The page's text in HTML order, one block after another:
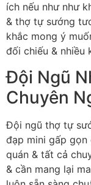
ích nếu như như
& thợ tự sướng
khắc mong ý
đối chiếu & nhiều
Đội Ngũ
Chuyên
Đội ngũ thợ tự
đạp mini gấp
quán & tất cả
& cần mang lại